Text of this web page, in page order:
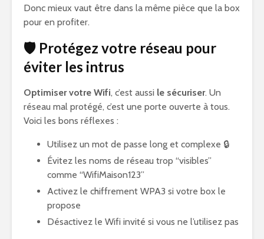
Donc mieux vaut être dans la même pièce que la box
pour en profiter.
🛡️ Protégez votre réseau pour
éviter les intrus
Optimiser votre Wifi, c’est aussi le sécuriser. Un
réseau mal protégé, c’est une porte ouverte à tous.
Voici les bons réflexes :
Utilisez un mot de passe long et complexe 🔒
Évitez les noms de réseau trop “visibles”
comme “WifiMaison123”
Activez le chiffrement WPA3 si votre box le
propose
Désactivez le Wifi invité si vous ne l’utilisez pas